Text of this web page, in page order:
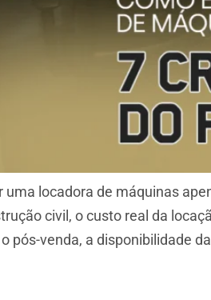
uma locadora de máquinas
civil, o custo real da
pós-venda, a disponibilidade